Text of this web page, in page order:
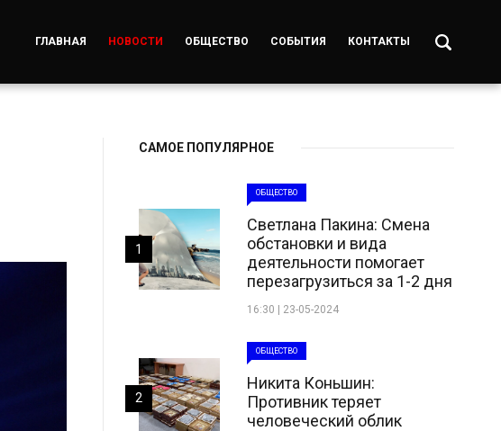
ГЛАВНАЯ НОВОСТИ ОБЩЕСТВО СОБЫТИЯ КОНТАКТЫ
САМОЕ ПОПУЛЯРНОЕ
ОБЩЕСТВО
Светлана Пакина: Смена
обстановки и вида
деятельности помогает
перезагрузиться за 1-2 дня
16:30 | 23-05-2024
1
ОБЩЕСТВО
Никита Коньшин:
Противник теряет
человеческий облик
2